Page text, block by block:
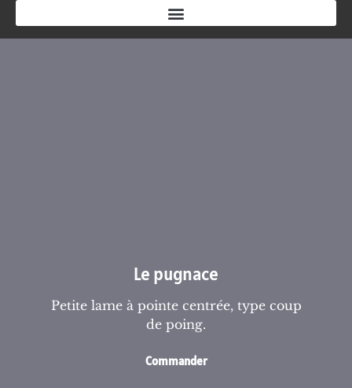
Le pugnace
Petite lame à pointe centrée, type coup
de poing.
Commander